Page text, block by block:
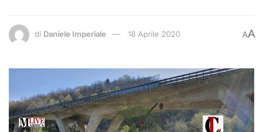
di Daniele Imperiale 18 Aprile 2020 AA